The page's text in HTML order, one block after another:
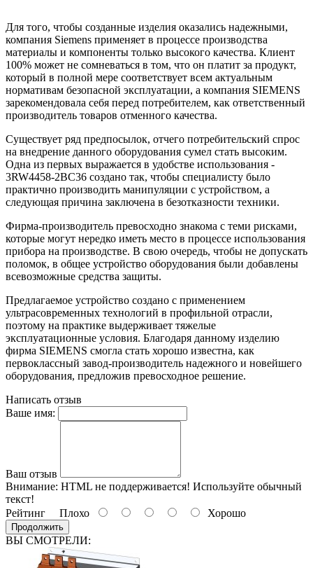
Для того, чтобы созданные изделия оказались надежными,
компания Siemens применяет в процессе производства
материалы и компоненты только высокого качества. Клиент
100% может не сомневаться в том, что он платит за продукт,
который в полной мере соответствует всем актуальным
нормативам безопасной эксплуатации, а компания SIEMENS
зарекомендовала себя перед потребителем, как ответственный
производитель товаров отменного качества.
Существует ряд предпосылок, отчего потребительский спрос
на внедрение данного оборудования сумел стать высоким.
Одна из первых выражается в удобстве использования -
3RW4458-2BC36 создано так, чтобы специалисту было
практично производить манипуляции с устройством, а
следующая причина заключена в безотказности техники.
Фирма-производитель превосходно знакома с теми рисками,
которые могут нередко иметь место в процессе использования
прибора на производстве. В свою очередь, чтобы не допускать
поломок, в общее устройство оборудования были добавлены
всевозможные средства защиты.
Предлагаемое устройство создано с применением
ультрасовременных технологий в профильной отрасли,
поэтому на практике выдерживает тяжелые
эксплуатационные условия. Благодаря данному изделию
фирма SIEMENS смогла стать хорошо известна, как
первоклассный завод-производитель надежного и новейшего
оборудования, предложив превосходное решение.
Написать отзыв
Ваше имя:
Ваш отзыв
Внимание: HTML не поддерживается! Используйте обычный
текст!
Рейтинг Плохо Хорошо
Продолжить
ВЫ СМОТРЕЛИ: